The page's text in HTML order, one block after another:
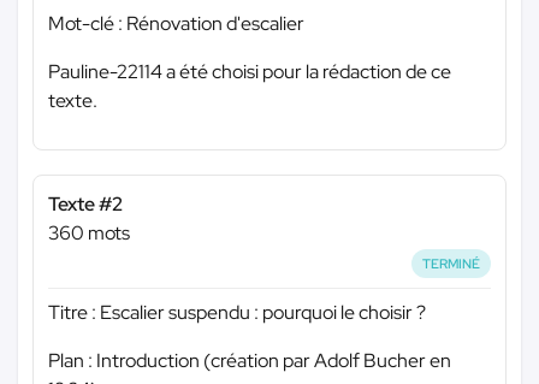
Mot-clé : Rénovation d'escalier
Pauline-22114 a été choisi pour la rédaction de ce
texte.
Texte #2
360 mots
TERMINÉ
Titre : Escalier suspendu : pourquoi le choisir ?
Plan : Introduction (création par Adolf Bucher en